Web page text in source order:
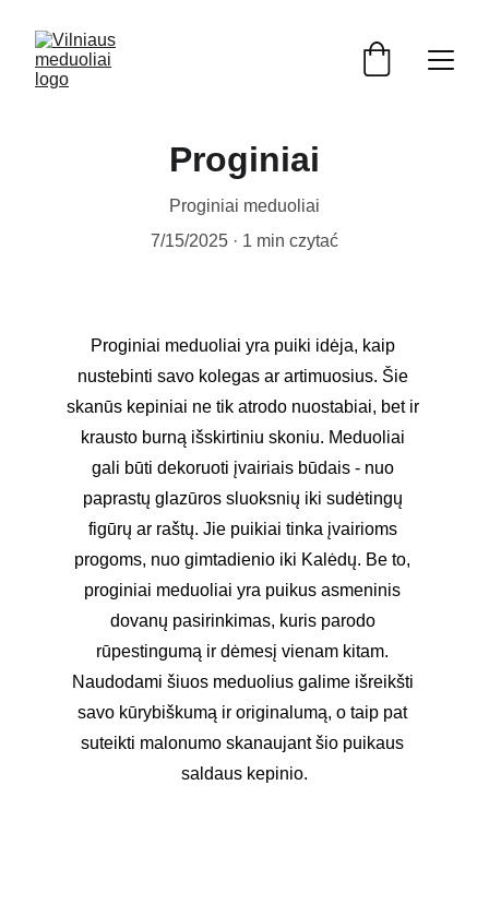
Proginiai
Proginiai meduoliai
7/15/2025
1 min czytać
Proginiai meduoliai yra puiki idėja, kaip
nustebinti savo kolegas ar artimuosius. Šie
skanūs kepiniai ne tik atrodo nuostabiai, bet ir
krausto burną išskirtiniu skoniu. Meduoliai
gali būti dekoruoti įvairiais būdais - nuo
paprastų glazūros sluoksnių iki sudėtingų
figūrų ar raštų. Jie puikiai tinka įvairioms
progoms, nuo gimtadienio iki Kalėdų. Be to,
proginiai meduoliai yra puikus asmeninis
dovanų pasirinkimas, kuris parodo
rūpestingumą ir dėmesį vienam kitam.
Naudodami šiuos meduolius galime išreikšti
savo kūrybiškumą ir originalumą, o taip pat
suteikti malonumo skanaujant šio puikaus
saldaus kepinio.